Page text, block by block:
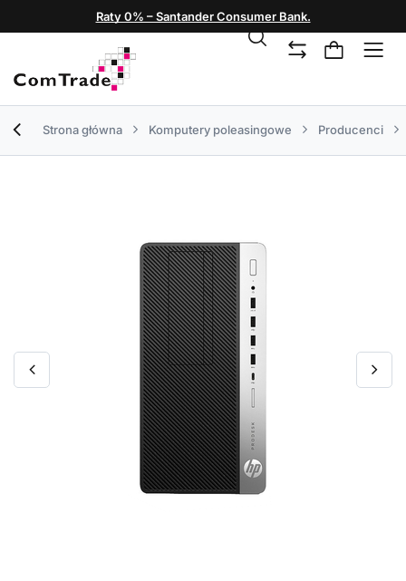
Raty 0% – Santander Consumer Bank.
Strona główna Komputery poleasingowe Producenci